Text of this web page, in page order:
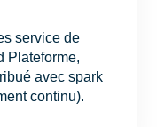
service de
Plateforme,
avec spark
continu).